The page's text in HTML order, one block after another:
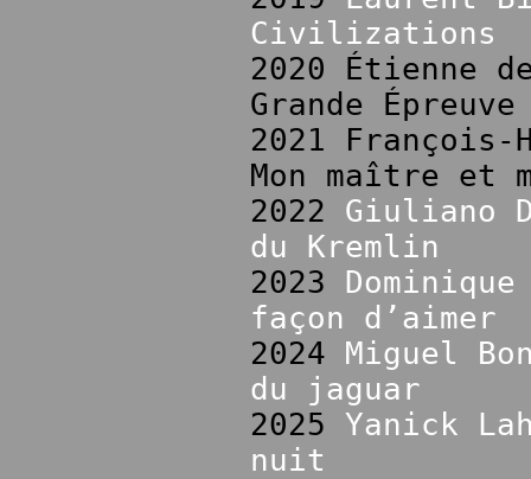
Civilizations
2020 Étienne
Grande Épreuve
2021
Mon maître et
2022 Giuliano
du Kremlin
2023
façon d’aimer
2024 Miguel
du jaguar
2025 Yanick
nuit